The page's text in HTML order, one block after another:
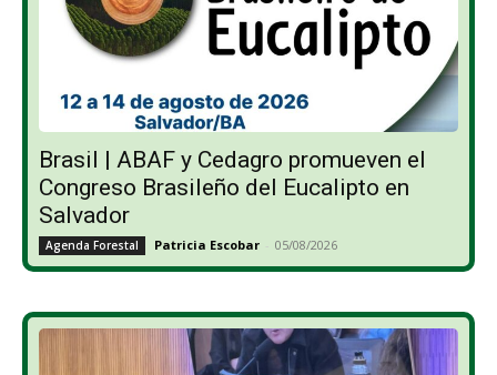
Brasil | ABAF y Cedagro promueven el
Congreso Brasileño del Eucalipto en
Salvador
Agenda Forestal Patricia Escobar - 05/08/2026